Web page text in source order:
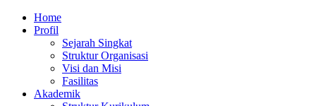
Home
Profil
Sejarah Singkat
Struktur Organisasi
Visi dan Misi
Fasilitas
Akademik